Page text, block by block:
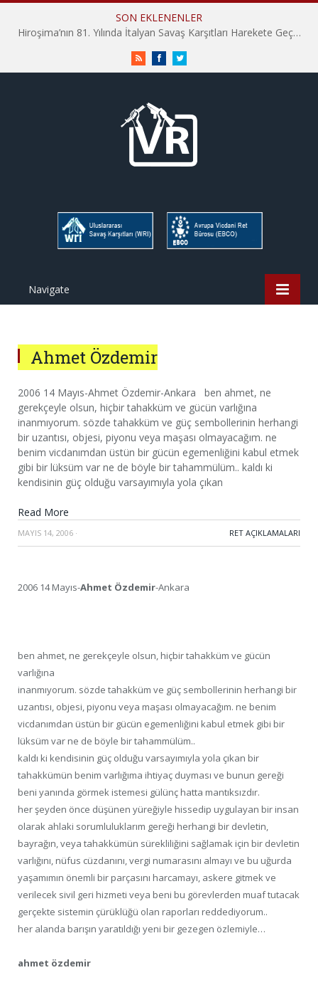
SON EKLENENLER
Hiroşima’nın 81. Yılında İtalyan Savaş Karşıtları Harekete Geçti: “Hatırlamak yeterli değil”
RSS FacebookTwitter
Navigate
Ahmet Özdemir
2006 14 Mayıs-Ahmet Özdemir-Ankara ben ahmet, ne
gerekçeyle olsun, hiçbir tahakküm ve gücün varlığına
inanmıyorum. sözde tahakküm ve güç sembollerinin herhangi
bir uzantısı, objesi, piyonu veya maşası olmayacağım. ne
benim vicdanımdan üstün bir gücün egemenliğini kabul etmek
gibi bir lüksüm var ne de böyle bir tahammülüm.. kaldı ki
kendisinin güç olduğu varsayımıyla yola çıkan
Read More
MAYIS 14, 2006 · RET AÇIKLAMALARI
2006 14 Mayıs-Ahmet Özdemir-Ankara
ben ahmet, ne gerekçeyle olsun, hiçbir tahakküm ve gücün
varlığına
inanmıyorum. sözde tahakküm ve güç sembollerinin herhangi bir
uzantısı, objesi, piyonu veya maşası olmayacağım. ne benim
vicdanımdan üstün bir gücün egemenliğini kabul etmek gibi bir
lüksüm var ne de böyle bir tahammülüm..
kaldı ki kendisinin güç olduğu varsayımıyla yola çıkan bir
tahakkümün benim varlığıma ihtiyaç duyması ve bunun gereği
beni yanında görmek istemesi gülünç hatta mantıksızdır.
her şeyden önce düşünen yüreğiyle hissedip uygulayan bir insan
olarak ahlaki sorumluluklarım gereği herhangi bir devletin,
bayrağın, veya tahakkümün sürekliliğini sağlamak için bir devletin
varlığını, nüfus cüzdanını, vergi numarasını almayı ve bu uğurda
yaşamımın önemli bir parçasını harcamayı, askere gitmek ve
verilecek sivil geri hizmeti veya beni bu görevlerden muaf tutacak
gerçekte sistemin çürüklüğü olan raporları reddediyorum..
her alanda barışın yaratıldığı yeni bir gezegen özlemiyle…
ahmet özdemir